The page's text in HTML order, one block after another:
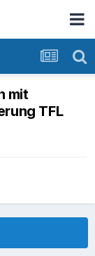
mit
TFL